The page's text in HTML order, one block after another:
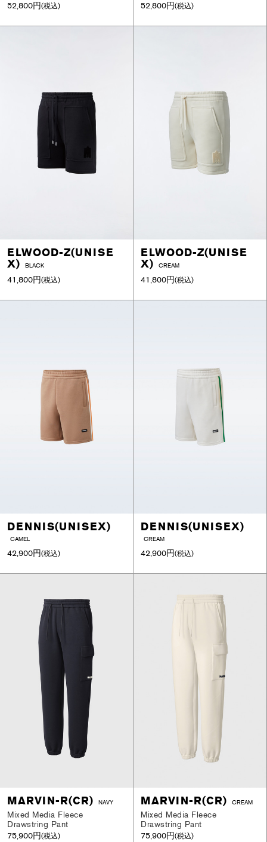
52,800円(税込) 52,800円(税込)
ELWOOD-Z(UNISE
X)
BLACK
41,800円(税込)
ELWOOD-Z(UNISE
X)
CREAM
41,800円(税込)
DENNIS(UNISEX)
CAMEL
42,900円(税込)
DENNIS(UNISEX)
CREAM
42,900円(税込)
MARVIN-R(CR) NAVY
Mixed Media Fleece
Drawstring Pant
75,900円(税込)
MARVIN-R(CR) CREAM
Mixed Media Fleece
Drawstring Pant
75,900円(税込)